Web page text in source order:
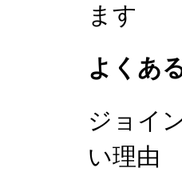
ます
よくあ
ジョイ
い理由